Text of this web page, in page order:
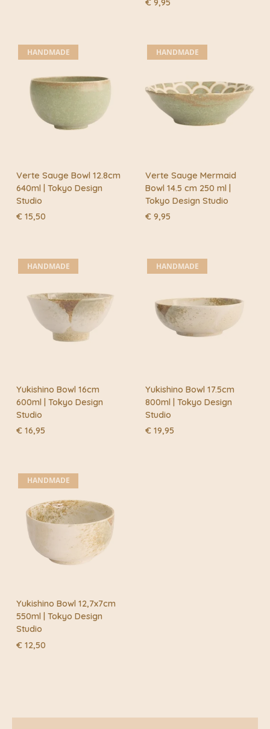
HANDMADE
Verte Sauge Bowl 12.8cm
640ml | Tokyo Design
Studio
€ 15,50
HANDMADE
Verte Sauge Mermaid
Bowl 14.5 cm 250 ml |
Tokyo Design Studio
€ 9,95
HANDMADE
Yukishino Bowl 16cm
600ml | Tokyo Design
Studio
€ 16,95
HANDMADE
Yukishino Bowl 17.5cm
800ml | Tokyo Design
Studio
€ 19,95
HANDMADE
Yukishino Bowl 12,7x7cm
550ml | Tokyo Design
Studio
€ 12,50